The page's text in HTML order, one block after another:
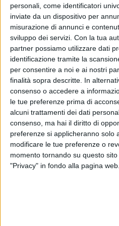
personali, come identificatori
inviate da un dispositivo per
misurazione di annunci e
sviluppo dei servizi. Con la tua
partner possiamo utilizzare dati
identificazione tramite la
per consentire a noi e ai nostri
finalità sopra descritte. In
consenso o accedere a
le tue preferenze prima di
alcuni trattamenti dei dati
consenso, ma hai il diritto di
preferenze si applicheranno solo
modificare le tue preferenze o
momento tornando su questo
"Privacy" in fondo alla pagina web.
Conad testa i
materiali di
collaborazione
NOTIZIE E INTERVISTE IN